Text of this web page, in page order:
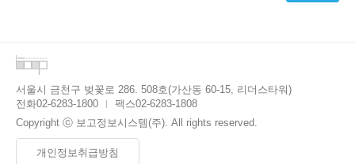
서울시 금천구 벚꽃로 286. 508호(가산동 60-15, 리더스타워)
전화02-6283-1800 팩스02-6283-1808
Copyright ⓒ 보고정보시스템(주). All rights reserved.
개인정보취급방침